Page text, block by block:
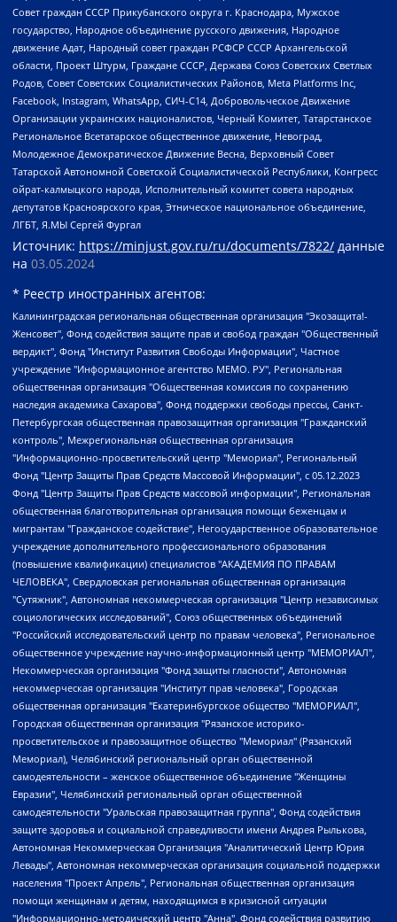
Совет граждан СССР Прикубанского округа г. Краснодара, Мужское
государство, Народное объединение русского движения, Народное
движение Адат, Народный совет граждан РСФСР СССР Архангельской
области, Проект Штурм, Граждане СССР, Держава Союз Советских Светлых
Родов, Совет Советских Социалистических Районов, Meta Platforms Inc,
Facebook, Instagram, WhatsApp, СИЧ-С14, Добровольческое Движение
Организации украинских националистов, Черный Комитет, Татарстанское
Региональное Всетатарское общественное движение, Невоград,
Молодежное Демократическое Движение Весна, Верховный Совет
Татарской Автономной Советской Социалистической Республики, Конгресс
ойрат-калмыцкого народа, Исполнительный комитет совета народных
депутатов Красноярского края, Этническое национальное объединение,
ЛГБТ, Я.МЫ Сергей Фургал
Источник: https://minjust.gov.ru/ru/documents/7822/ данные
на 03.05.2024
* Реестр иностранных агентов:
Калининградская региональная общественная организация "Экозащита!-Женсовет", Фонд содействия защите прав и свобод граждан "Общественный вердикт", Фонд "Институт Развития Свободы Информации", Частное учреждение "Информационное агентство МЕМО. РУ", Региональная общественная организация "Общественная комиссия по сохранению наследия академика Сахарова", Фонд поддержки свободы прессы, Санкт-Петербургская общественная правозащитная организация "Гражданский контроль", Межрегиональная общественная организация "Информационно-просветительский центр "Мемориал", Региональный Фонд "Центр Защиты Прав Средств Массовой Информации", с 05.12.2023 Фонд "Центр Защиты Прав Средств массовой информации", Региональная общественная благотворительная организация помощи беженцам и мигрантам "Гражданское содействие", Негосударственное образовательное учреждение дополнительного профессионального образования (повышение квалификации) специалистов "АКАДЕМИЯ ПО ПРАВАМ ЧЕЛОВЕКА", Свердловская региональная общественная организация "Сутяжник", Автономная некоммерческая организация "Центр независимых социологических исследований", Союз общественных объединений "Российский исследовательский центр по правам человека", Региональное общественное учреждение научно-информационный центр "МЕМОРИАЛ", Некоммерческая организация "Фонд защиты гласности", Автономная некоммерческая организация "Институт прав человека", Городская общественная организация "Екатеринбургское общество "МЕМОРИАЛ", Городская общественная организация "Рязанское историко-просветительское и правозащитное общество "Мемориал" (Рязанский Мемориал), Челябинский региональный орган общественной самодеятельности – женское общественное объединение "Женщины Евразии", Челябинский региональный орган общественной самодеятельности "Уральская правозащитная группа", Фонд содействия защите здоровья и социальной справедливости имени Андрея Рылькова, Автономная Некоммерческая Организация "Аналитический Центр Юрия Левады", Автономная некоммерческая организация социальной поддержки населения "Проект Апрель", Региональная общественная организация помощи женщинам и детям, находящимся в кризисной ситуации "Информационно-методический центр "Анна", Фонд содействия развитию массовых коммуникаций и правовому просвещению "Так-так-Так", Фонд содействия устойчивому развитию "Серебряная тайга", Свердловский региональный общественный фонд социальных проектов "Новое время", "Idel.Реалии", Кавказ.Реалии, Крым.Реалии, Телеканал Настоящее Время, Татаро-башкирская служба Радио Свобода (Azatliq Radiosi), Радио Свободная Европа/Радио Свобода (PCE/PC), "Сибирь.Реалии", "Фактограф", Благотворительный фонд помощи осужденным и их семьям, Автономная некоммерческая организация "Институт глобализации и социальных движений", Фонд "В защиту прав заключенных", Частное учреждение "Центр поддержки и содействия развитию средств массовой информации", Пензенский региональный общественный благотворительный фонд "Гражданский союз", "Север.Реалии", Некоммерческая организация Фонд "Правовая инициатива", Общество с ограниченной ответственностью "Радио Свободная Европа/Радио Свобода", Чешское информационное агентство "MEDIUM-ORIENT", Красноярская региональная общественная организация "Мы против СПИДа", Камалягин Денис Николаевич, Маркелов Сергей Евгеньевич, Пономарев Лев Александрович, Савицкая Людмила Алексеевна, Автономная некоммерческая организация "Центр по работе с проблемой насилия "НАСИЛИЮ.НЕТ", Межрегиональный профессиональный союз работников здравоохранения "Альянс врачей", Юридическое лицо, зарегистрированное в Латвийской Республике, SIA "Medusa Project" (регистрационный номер 40103797863, дата регистрации 10.06.2014), Некоммерческая организация "Фонд по борьбе с коррупцией", Автономная некоммерческая организация "Институт права и публичной политики", Баданин Роман Сергеевич, Гликин Максим Александрович, Железнова Мария Михайловна, Лукьянова Юлия Сергеевна, Маетная Елизавета Витальевна, Маняхин Петр Борисович, Чуракова Ольга Владимировна, Ярош Юлия Петровна, Юридическое лицо "The Insider SIA", зарегистрированное в Риге, Латвийская Республика (дата регистрации 26.06.2015), являющееся администратором доменного имени интернет-издания "The Insider SIA", https://theins.ru, Постернак Алексей Евгеньевич, Рубин Михаил Аркадьевич, Анин Роман Александрович, Юридическое лицо Istories fonds, зарегистрированное в Латвийской Республике (регистрационный номер 50008295751, дата регистрации 24.02.2020), Великовский Дмитрий Александрович, Долинина Ирина Николаевна, Мароховская Алеся Алексеевна, Шлейнов Роман Юрьевич, Шмагун Олеся Валентиновна, Общество с ограниченной ответственностью "Альтаир 2021", Общество с ограниченной ответственностью "Вега 2021", Общество с ограниченной ответственностью "Главный редактор 2021", Общество с ограниченной ответственностью "Ромашки монолит", Важенков Артем Валерьевич, Ивановская областная общественная организация "Центр гендерных исследований", Гурман Юрий Альбертович, Медиапроект "ОВД-Инфо", Егоров Владимир Владимирович, Жилинский Владимир Александрович, Общество с ограниченной ответственностью "ЗП", Иванова София Юрьевна, Карезина Инна Павловна, Кильтау Екатерина Викторовна, Петров Алексей Викторович, Пискунов Сергей Евгеньевич, Смирнов Сергей Сергеевич, Тихонов Михаил Сергеевич, Общество с ограниченной ответственностью "ЖУРНАЛИСТ-ИНОСТРАННЫЙ АГЕНТ", Арапова Галина Юрьевна, Вольтская Татьяна Анатольевна, Американская компания "Mason G.E.S. Anonymous Foundation" (США), являющаяся владельцем интернет-издания https://mnews.world/, Компания "Stichting Bellingcat", зарегистрированная в Нидерландах (дата регистрации 11.07.2018), Захаров Андрей Вячеславович, Клепиковская Екатерина Дмитриевна, Общество с ограниченной ответственностью "МЕМО", Перл Роман Александрович, Симонов Евгений Алексеевич, Соловьева Елена Анатольевна, Сотников Даниил Владимирович, Сурначева Елизавета Дмитриевна, Автономная некоммерческая организация по защите прав человека и информированию населения "Якутия – Наше Мнение", Общество с ограниченной ответственностью "Москоу диджитал медиа", с 26.01.2023 Общество с ограниченной ответственностью "Чайка Белые сады", Ветошкина Валерия Валерьевна, Заговора Максим Александрович, Межрегиональное общественное движение "Российская ЛГБТ - сеть", Оленичев Максим Владимирович, Павлов Иван Юрьевич, Скворцова Елена Сергеевна, Общество с ограниченной ответственностью "Как бы инагент", Кочетков Игорь Викторович, Общество с ограниченной ответственностью "Честные выборы", Еланчик Олег Александрович, Общество с ограниченной ответственностью "Нобелевский призыв", Гималова Регина Эмилевна, Григорьев Андрей Валерьевич, Григорьева Алина Александровна, Ассоциация по содействию защите прав призывников, альтернативнослужащих и военнослужащих "Правозащитная группа "Гражданин.Армия.Право", Хисамова Регина Фаритовна, Автономная некоммерческая организация по реализации социально-правовых программ "Лилит", Дальневосточное общественное движение "Маяк", Санкт-Петербургская ЛГБТ-инициативная группа "Выход", Инициативная группа ЛГБТ+ "Реверс", Алексеев Андрей Викторович, Бекбулатова Таисия Львовна, Беляев Иван Михайлович, Владыкина Елена Сергеевна, Гельман Марат Александрович, Никульшина Вероника Юрьевна, Толоконникова Надежда Андреевна, Шендерович Виктор Анатольевич, Общество с ограниченной ответственностью "Данное сообщение", Общество с ограниченной ответственностью Издательский дом "Новая глава", Айнбиндер Александра Александровна, Московский комьюнити-центр для ЛГБТ+инициатив, Благотворительный фонд развития филантропии, Deutsche Welle (Германия, Kurt-Schumacher-Strasse 3, 53113 Bonn), Борзунова Мария Михайловна, Воробьев Виктор Викторович, Голубева Анна Львовна, Константинова Алла Михайловна, Малкова Ирина Владимировна, Мурадов Мурад Абдулгалимович, Осетинская Елизавета Николаевна, Понасенков Евгений Николаевич, Ганапольский Матвей Юрьевич, Киселев Евгений Алексеевич, Борухович Ирина Григорьевна, Дремин Иван Тимофеевич, Дубровский Дмитрий Викторович, Красноярская региональная общественная организация поддержки и развития альтернативных образовательных технологий и межкультурных коммуникаций "ИНТЕРРА", Маяковская Екатерина Алексеевна, Фейгин Марк Захарович, Филимонов Андрей Викторович, Дзугкоева Регина Николаевна, Доброхотов Роман Александрович, Дудь Юрий Александрович, Елкин Сергей Владимирович, Кругликов Кирилл Игоревич, Сабунаева Мария Леонидовна, Семенов Алексей Владимирович, Шаинян Карен Багратович, Шульман Екатерина Михайловна, Асафьев Артур Валерьевич, Вахштайн Виктор Семенович, Венедиктов Алексей Алексеевич, Лушникова Екатерина Евгеньевна, Волков Леонид Михайлович, Невзоров Александр Глебович, Пархоменко Сергей Борисович, Сироткин Ярослав Николаевич, Кара-Мурза Владимир Владимирович, Баранова Наталья Владимировна, Гозман Леонид Яковлевич, Кагарлицкий Борис Юльевич, Климарев Михаил Валерьевич, Милов Владимир Станиславович, Автономная некоммерческая организация Краснодарский центр современного искусства "Типография", Моргенштерн Алишер Тагирович, Соболь Любовь Эдуардовна, Общество с ограниченной ответственностью "ЛИЗА НОРМ", Каспаров Гарри Кимович, Ходорковский Михаил Борисович, Общество с ограниченной ответственностью "Апрельские тезисы", Данилович Ирина Брониславовна, Кашин Олег Владимирович, Петров Николай Владимирович, Пивоваров Алексей Владимирович, Соколов Михаил Владимирович, Цветкова Юлия Владимировна, Чичваркин Евгений Александрович, Комитет против пыток/Команда против пыток, Общество с ограниченной ответственностью "Первый научный", Общество с ограниченной ответственностью "Вертолет и ко", Белоцерковская Вероника Борисовна, Кац Максим Евгеньевич, Лазарева Татьяна Юрьевна, Шаведдинов Руслан Табризович, Яшин Илья Валерьевич, Общество с ограниченной ответственностью "Иноагент ААВ", Алешковский Дмитрий Петрович, Альбац Евгения Марковна, Быков Дмитрий Львович, Галямина Юлия Евгеньевна, Лойко Сергей Леонидович, Мартынов Кирилл Константинович, Медведев Сергей Александрович, Крашенинников Федор Геннадиевич, Гордеева Катерина Вл